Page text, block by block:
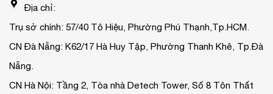
Địa chỉ:
Trụ sở chính: 57/40 Tô Hiệu, Phường Phú Thạnh,Tp.HCM.
CN Đà Nẵng: K62/17 Hà Huy Tập, Phường Thanh Khê, Tp.Đà
Nẵng.
CN Hà Nội: Tầng 2, Tòa nhà Detech Tower, Số 8 Tôn Thất